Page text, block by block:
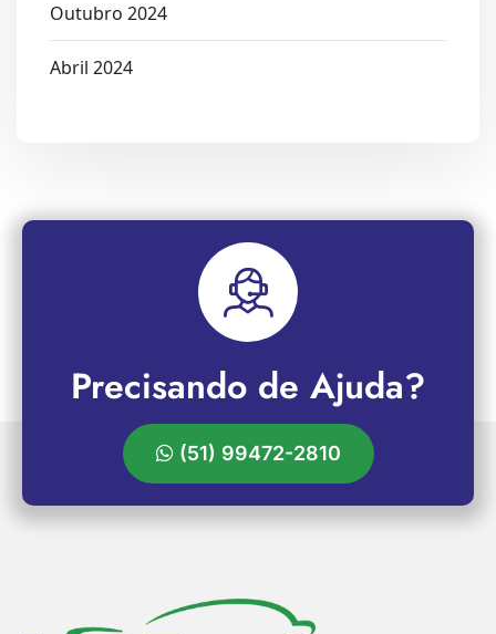
Outubro 2024
Abril 2024
Precisando de Ajuda?
(51) 99472-2810